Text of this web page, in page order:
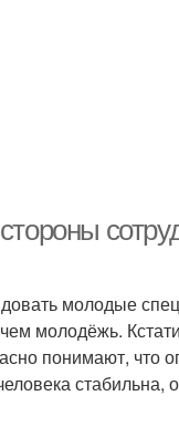
молодые
молодёжь.
понимают, что
стабильна,